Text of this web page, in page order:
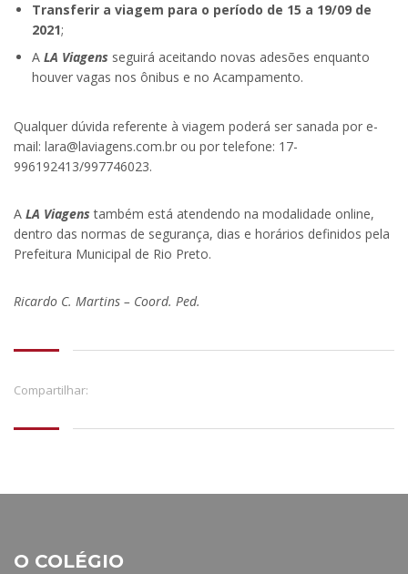
Transferir a viagem para o período de 15 a 19/09 de
2021;
A LA Viagens seguirá aceitando novas adesões enquanto
houver vagas nos ônibus e no Acampamento.
Qualquer dúvida referente à viagem poderá ser sanada por e-
mail: lara@laviagens.com.br ou por telefone: 17-
996192413/997746023.
A LA Viagens também está atendendo na modalidade online,
dentro das normas de segurança, dias e horários definidos pela
Prefeitura Municipal de Rio Preto.
Ricardo C. Martins – Coord. Ped.
Compartilhar:
O COLÉGIO